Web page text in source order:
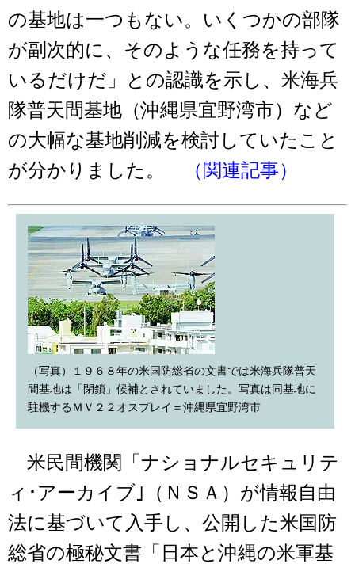
の基地は一つもない。いくつかの部隊
が副次的に、そのような任務を持って
いるだけだ」との認識を示し、米海兵
隊普天間基地（沖縄県宜野湾市）など
の大幅な基地削減を検討していたこと
が分かりました。
（関連記事）
（写真）１９６８年の米国防総省の文書では米海兵隊普天
間基地は「閉鎖」候補とされていました。写真は同基地に
駐機するＭＶ２２オスプレイ＝沖縄県宜野湾市
米民間機関「ナショナルセキュリテ
ィ･アーカイブ｣（ＮＳＡ）が情報自由
法に基づいて入手し、公開した米国防
総省の極秘文書「日本と沖縄の米軍基